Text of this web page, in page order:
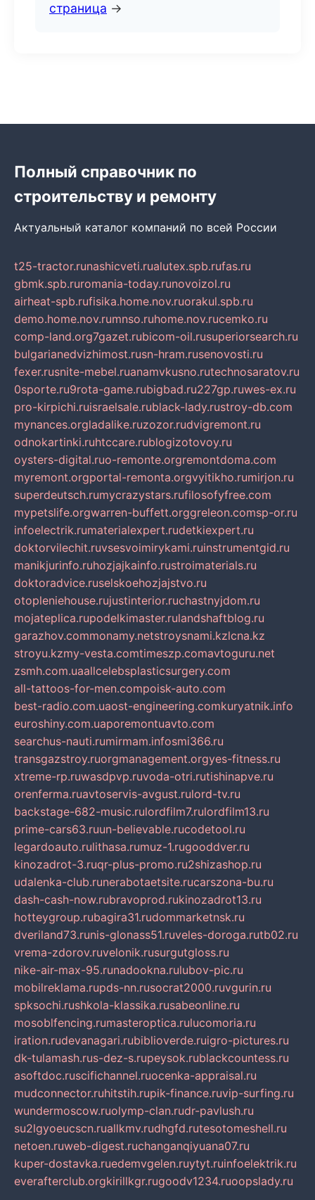
страница →
Полный справочник по
строительству и ремонту
Актуальный каталог компаний по всей России
t25-tractor.runashicveti.rualutex.spb.rufas.ru
gbmk.spb.ruromania-today.runovoizol.ru
airheat-spb.rufisika.home.nov.ruorakul.spb.ru
demo.home.nov.rumnso.ruhome.nov.rucemko.ru
comp-land.org7gazet.rubicom-oil.rusuperiorsearch.ru
bulgarianedvizhimost.rusn-hram.rusenovosti.ru
fexer.rusnite-mebel.ruanamvkusno.rutechnosaratov.ru
0sporte.ru9rota-game.rubigbad.ru227gp.ruwes-ex.ru
pro-kirpichi.ruisraelsale.rublack-lady.rustroy-db.com
mynances.orgladalike.ruzozor.rudvigremont.ru
odnokartinki.ruhtccare.rublogizotovoy.ru
oysters-digital.ruo-remonte.orgremontdoma.com
myremont.orgportal-remonta.orgvyitikho.rumirjon.ru
superdeutsch.rumycrazystars.rufilosofyfree.com
mypetslife.orgwarren-buffett.orggreleon.comsp-or.ru
infoelectrik.rumaterialexpert.rudetkiexpert.ru
doktorvilechit.ruvsesvoimirykami.ruinstrumentgid.ru
manikjurinfo.ruhozjajkainfo.rustroimaterials.ru
doktoradvice.ruselskoehozjajstvo.ru
otopleniehouse.rujustinterior.ruchastnyjdom.ru
mojateplica.rupodelkimaster.rulandshaftblog.ru
garazhov.commonamy.netstroysnami.kzlcna.kz
stroyu.kzmy-vesta.comtimeszp.comavtoguru.net
zsmh.com.uaallcelebsplasticsurgery.com
all-tattoos-for-men.compoisk-auto.com
best-radio.com.uaost-engineering.comkuryatnik.info
euroshiny.com.uaporemontuavto.com
searchus-nauti.rumirmam.infosmi366.ru
transgazstroy.ruorgmanagement.orgyes-fitness.ru
xtreme-rp.ruwasdpvp.ruvoda-otri.rutishinapve.ru
orenferma.ruavtoservis-avgust.rulord-tv.ru
backstage-682-music.rulordfilm7.rulordfilm13.ru
prime-cars63.ruun-believable.rucodetool.ru
legardoauto.rulithasa.rumuz-1.rugooddver.ru
kinozadrot-3.ruqr-plus-promo.ru2shizashop.ru
udalenka-club.runerabotaetsite.rucarszona-bu.ru
dash-cash-now.rubravoprod.rukinozadrot13.ru
hotteygroup.rubagira31.rudommarketnsk.ru
dveriland73.runis-glonass51.ruveles-doroga.rutb02.ru
vrema-zdorov.ruvelonik.rusurgutgloss.ru
nike-air-max-95.runadookna.rulubov-pic.ru
mobilreklama.rupds-nn.rusocrat2000.ruvgurin.ru
spksochi.rushkola-klassika.rusabeonline.ru
mosoblfencing.rumasteroptica.rulucomoria.ru
iration.rudevanagari.rubiblioverde.ruigro-pictures.ru
dk-tulamash.rus-dez-s.rupeysok.rublackcountess.ru
asoftdoc.ruscifichannel.ruocenka-appraisal.ru
mudconnector.ruhitstih.rupik-finance.ruvip-surfing.ru
wundermoscow.ruolymp-clan.rudr-pavlush.ru
su2lgyoeucscn.ruallkmv.rudhgfd.rutesotomeshell.ru
netoen.ruweb-digest.ruchanganqiyuana07.ru
kuper-dostavka.ruedemvgelen.ruytyt.ruinfoelektrik.ru
everafterclub.orgkirillkgr.rugoodv1234.ruoopslady.ru